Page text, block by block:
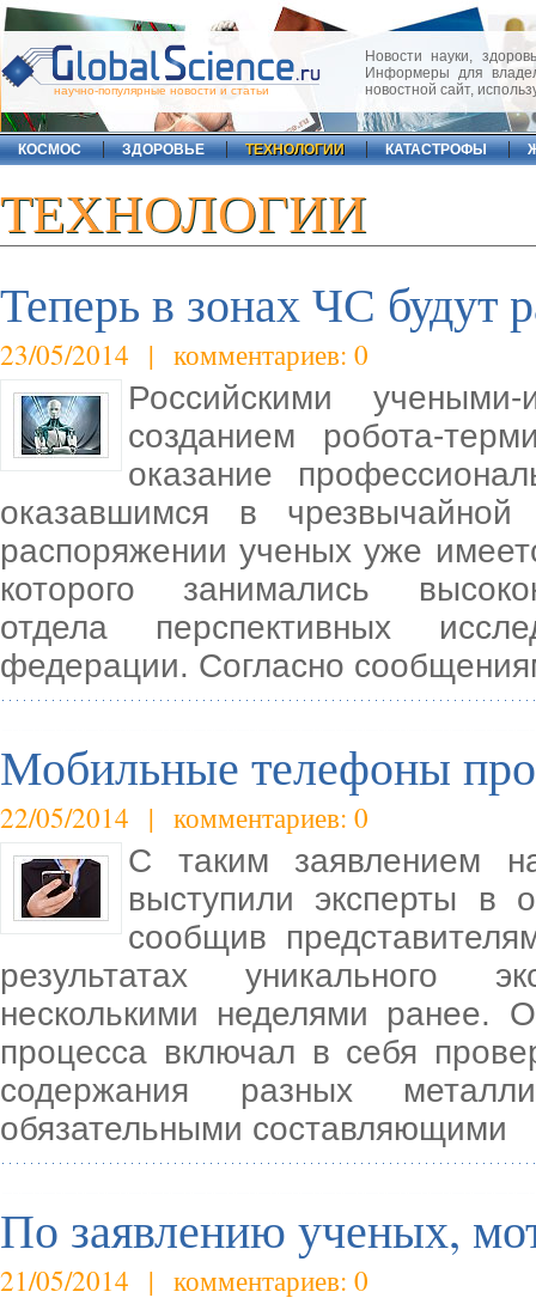
научно-популярные новости и статьи
Новости науки,
Информеры для
новостной сайт,
КОСМОС ЗДОРОВЬЕ ТЕХНОЛОГИИ КАТАСТРОФЫ
ТЕХНОЛОГИИ
Теперь в зонах ЧС будут
23/05/2014 | комментариев: 0
Российскими
созданием робота-
оказание
оказавшимся в
распоряжении ученых уже
которого занимались
отдела перспективных
федерации. Согласно
Мобильные телефоны
22/05/2014 | комментариев: 0
С таким заявлением
выступили эксперты в
сообщив
результатах уникального
несколькими неделями ранее.
процесса включал в себя
содержания разных
обязательными составляющими
По заявлению ученых,
21/05/2014 | комментариев: 0